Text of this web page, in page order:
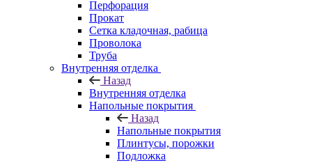
Перфорация
Прокат
Сетка кладочная, рабица
Проволока
Труба
Внутренняя отделка
Назад
Внутренняя отделка
Напольные покрытия
Назад
Напольные покрытия
Плинтусы, порожки
Подложка